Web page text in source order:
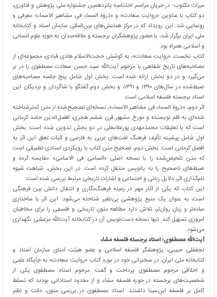
میراث مکتوب- در جریان مراسم اختتامیه پانزدهمین جشنواره ملی پژوهش و فناوری،
دو کتاب با عناوین «روایت سعادت» و «ذروة السماء فی مشاهیر الاسماء» معرفی و
رونمایی شد. این رویداد که در مرکز همایش‌های بین‌المللی سازمان اسناد و کتابخانه
ملی ایران برگزار شد، با حضور پژوهشگران برجسته و علاقه‌مندان به حوزه علوم انسانی
و اسلامی همراه بود.
کتاب نخست، «روایت سعادت»، به کوشش حجت‌الاسلام هادی قبادی، مجموعه‌ای از
مصاحبه‌های تاریخ شفاهی با مرحوم آیت‌الله سید حسن سعادت مصطفوی را در بر
می‌گیرد و در دو بخش ارائه شده است: بخش اول شامل پنج جلسه مصاحبه‌های
ضبط‌شده در سال‌های ۱۳۹۰ و ۱۳۹۱، و بخش دوم گفتگو با شاگردان و نزدیکان این
استاد برجسته فلسفه اسلامی است.
اثر دوم، «ذروة السماء فی مشاهیر الاسماء»، نسخه‌ای تصحیح‌شده از متن کمترشناخته
شده‌ای به قلم نویسنده و مورخ مشهور قرن ششم هجری، افضل‌الدین حامد کرمانی
است که با تعلیقات محمدمهدی پورغلامعلی در دو بخش تدوین شده است: بخش
اول شامل پیشینه تألیف فرهنگ لغت‌های عربی به فارسی و اثبات تعلق این اثر به
افضل کرمانی است. بخش دوم، تصحیح متن کتاب با رویکردی اسنادی-تطبیقی است
که متن تلخیص‌شده را با نسخه اصلی «السامی فی الاسامی» مقایسه کرده و
ضبط‌های ناصحیح را به پانویس منتقل کرده است. در این بخش، شباهت شیوه
نام‌گذاری اثر، دلایل زبانی و اجتماعی و اشارات تاریخی مرتبط بررسی شده است.
این کتاب که یکی از آثار مهم در زمینه فرهنگ‌نگاری و انتقال دانش بین فرهنگی
است، به عنوان یک منبع پژوهشی بی‌نظیر شناخته می‌شود. این اثر با ساختاری
ساده‌تر و زبان روان‌تر، تلاش دارد مطالعه متون تاریخی و فلسفی را برای مخاطبان
امروزی تسهیل کند. تنها نسخه دست‌نویس آن در کتابخانه آیت‌الله مرعشی نگهداری
می‌شود.
آیت‌الله مصطفوی؛ استاد برجسته فلسفه مشاء
نجفقلی حبیبی، پژوهشگر فلسفه اسلامی و عضو هیئت امنای سازمان اسناد و
کتابخانه ملی ایران، در سخنرانی خود در مورد کتاب «روایت سعادت» به جایگاه علمی
و اخلاقی مرحوم مصطفوی پرداخت و گفت: مرحوم استاد مصطفوی یکی از
شخصیت‌های برجسته در حوزه فلسفه مشاء و از معدود استادانی بودند که تسلط
کامل بر فلسفه ابن‌سینا داشتند. استاد مصطفوی در بررسی متون، دقت و نظم